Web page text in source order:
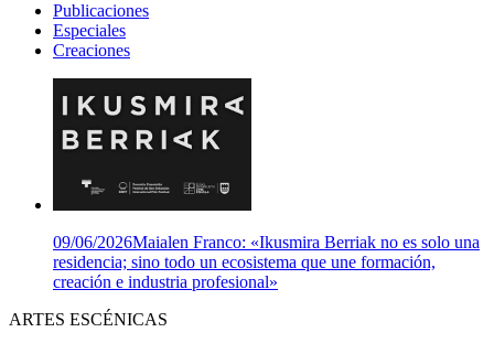
Publicaciones
Especiales
Creaciones
09/06/2026Maialen Franco: «Ikusmira Berriak no es solo una
residencia; sino todo un ecosistema que une formación,
creación e industria profesional»
ARTES ESCÉNICAS